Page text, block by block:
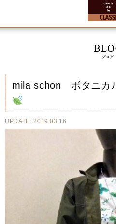
mila schon ボタニカ
UPDATE: 2019.03.16